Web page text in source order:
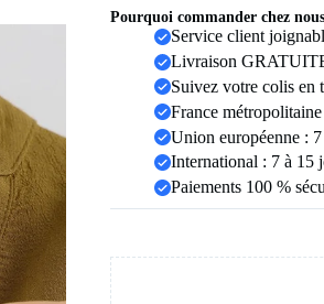
nom
initial,
déclaration
collier,
cadeau
breloques
Pourquoi commander chez
Service client
Livraison
Suivez votre colis en
France
Union européenne :
International : 7 à 15
Paiements 100 %